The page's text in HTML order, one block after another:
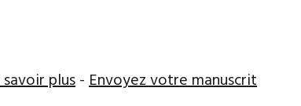
savoir plus-Envoyez votre manuscrit